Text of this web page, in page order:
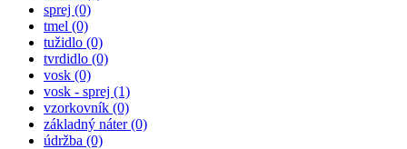
sprej (0)
tmel (0)
tužidlo (0)
tvrdidlo (0)
vosk (0)
vosk - sprej (1)
vzorkovník (0)
základný náter (0)
údržba (0)